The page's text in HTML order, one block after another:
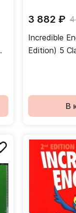
3 882 ₽
Incredible
Edition) 5
В